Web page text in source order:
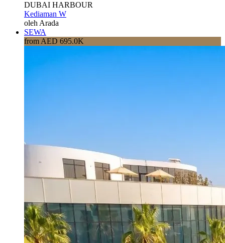
DUBAI HARBOUR
Kediaman W
oleh Arada
SEWA
from AED 695.0K